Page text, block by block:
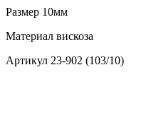
Размер 10мм
Материал вискоза
Артикул 23-902 (103/10)